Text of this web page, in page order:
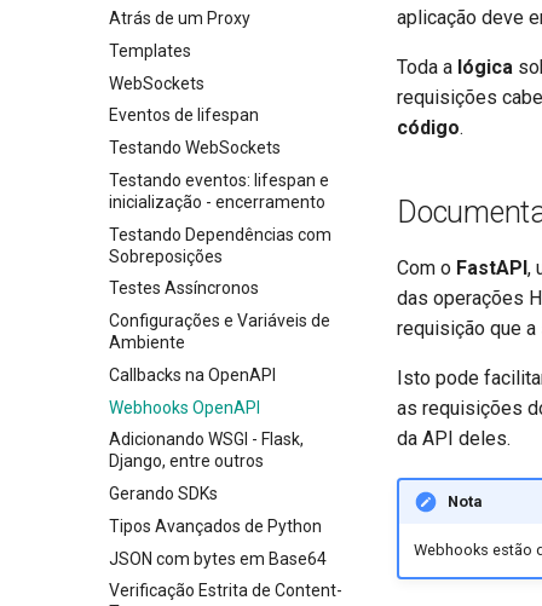
Modelo de resposta - Tipo de
retorno
Modelos Adicionais
Código de status de resposta
Dados do formulário
Modelos de Formulários
Arquivos de Requisição
Formulários e Arquivos da
Requisição
Manipulação de erros
Configuração da Operação de
Rota
Codificador Compatível com
JSON
Corpo - Atualizações
Dependências
Classes como Dependências
Subdependências
Dependências em
decoradores de operações
de rota
Segurança
Segurança - Primeiros
Passos
Obter Usuário Atual
Middleware
CORS (Cross-Origin Resource
Sharing)
Atrás de um Proxy
Templates
WebSockets
Eventos de lifespan
Testando WebSockets
Testando eventos: lifespan e
inicialização - encerramento
Testando Dependências com
Sobreposições
Testes Assíncronos
Configurações e Variáveis de
Ambiente
Callbacks na OpenAPI
Webhooks OpenAPI
Adicionando WSGI - Flask,
Django, entre outros
Gerando SDKs
Tipos Avançados de Python
JSON com bytes em Base64
Verificação Estrita de Content-
aplicação deve
Toda a lógica
requisições
código.
Com o FastAPI,
das operações
requisição que a
Isto pode
as requisições
da API deles.
Nota
Webhooks estão